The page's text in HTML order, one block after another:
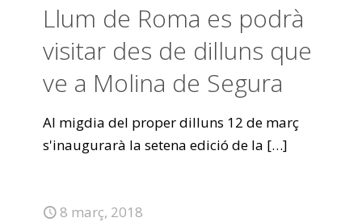
Llum de Roma es podrà
visitar des de dilluns que
ve a Molina de Segura
Al migdia del proper dilluns 12 de març
s'inaugurarà la setena edició de la […]
8 març, 2018